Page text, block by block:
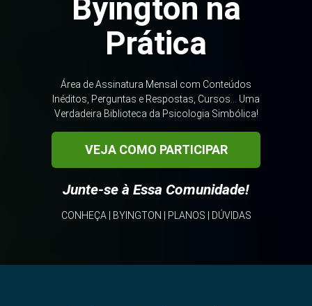
Byington na
Prática
Área de Assinatura Mensal com Conteúdos
Inéditos, Perguntas e Respostas, Cursos... Uma
Verdadeira Biblioteca da Psicologia Simbólica!
VEJA COMO PARTICIPAR
Junte-se à Essa Comunidade!
CONHEÇA| BYINGTON PLANOS DÚVIDAS